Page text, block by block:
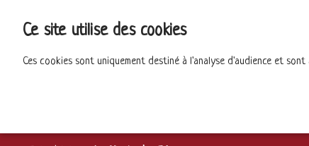
Ce site utilise des cookies
Ces cookies sont uniquement destiné à l'analyse d'audience et